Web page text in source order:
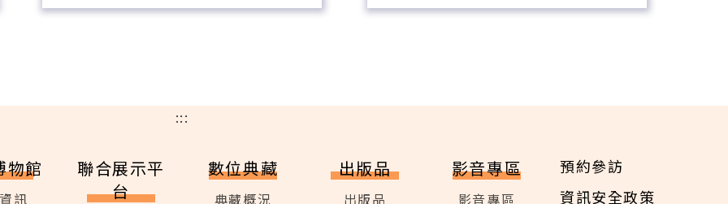
:::
物館
訊
聯合展示平
台
數位典藏
典藏概況
出版品
出版品
影音專區
影音專區
預約參訪
資訊安全政策